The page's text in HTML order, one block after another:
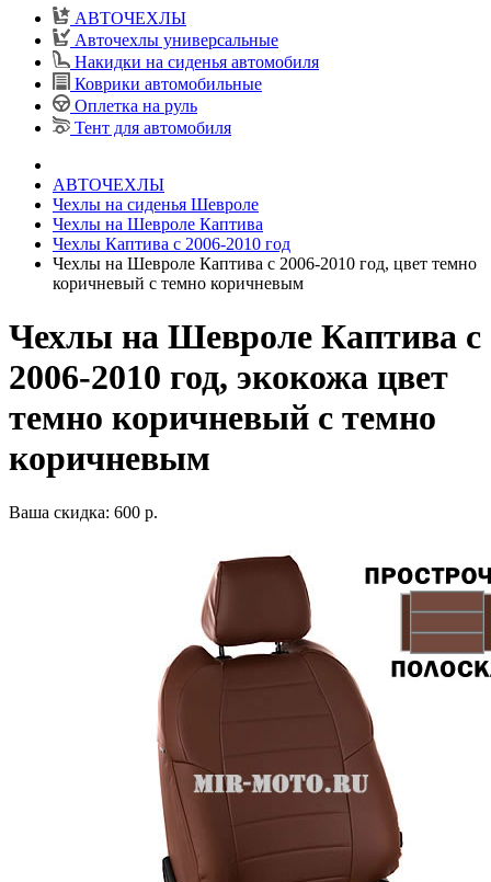
АВТОЧЕХЛЫ
Авточехлы универсальные
Накидки на сиденья автомобиля
Коврики автомобильные
Оплетка на руль
Тент для автомобиля
АВТОЧЕХЛЫ
Чехлы на сиденья Шевроле
Чехлы на Шевроле Каптива
Чехлы Каптива с 2006-2010 год
Чехлы на Шевроле Каптива с 2006-2010 год, цвет темно
коричневый с темно коричневым
Чехлы на Шевроле Каптива с
2006-2010 год, экокожа цвет
темно коричневый с темно
коричневым
Ваша скидка: 600 р.